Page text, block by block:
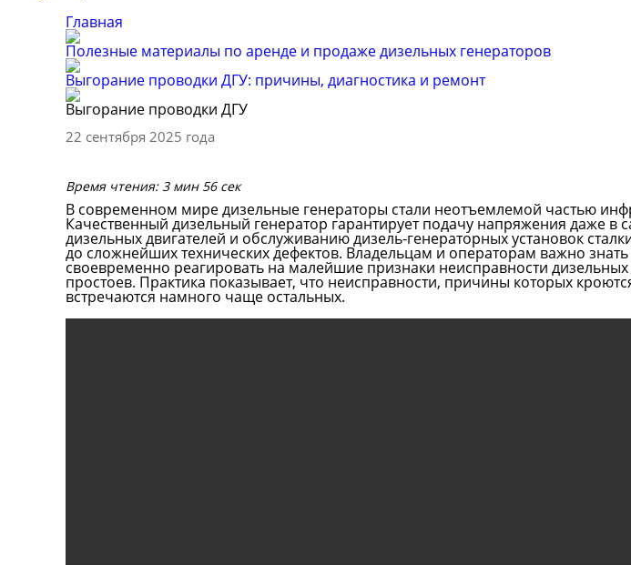
Главная
Полезные материалы по аренде и продаже дизельных генераторов
Выгорание проводки ДГУ: причины, диагностика и ремонт
Выгорание проводки ДГУ
22 сентября 2025 года
Время чтения: 3 мин 56 сек
В современном мире дизельные генераторы стали неотъемлемой частью
Качественный дизельный генератор гарантирует подачу напряжения даже
дизельных двигателей и обслуживанию дизель-генераторных установок
до сложнейших технических дефектов. Владельцам и операторам важно
своевременно реагировать на малейшие признаки неисправности
простоев. Практика показывает, что неисправности, причины которых
встречаются намного чаще остальных.